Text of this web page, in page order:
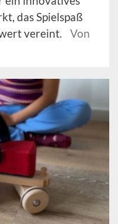
das Spielspaß
vereint.
Von